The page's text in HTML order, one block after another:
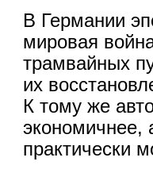
В Германии
мировая
трамвайных
их
К тому же
экономичнее,
практически